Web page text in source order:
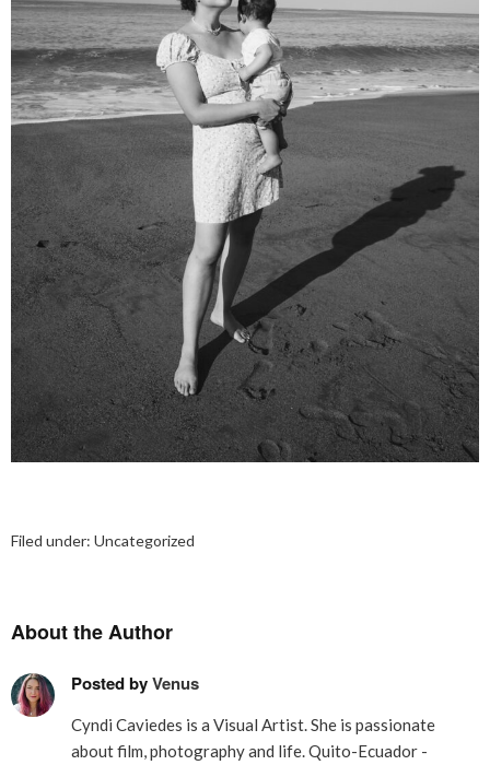
Filed under: Uncategorized
About the Author
Posted byVenus
Cyndi Caviedes is a Visual Artist. She is passionate
about film, photography and life. Quito-Ecuador -